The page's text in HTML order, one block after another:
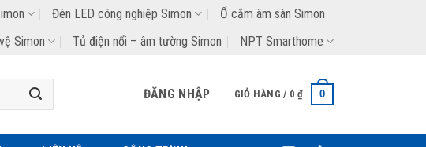
Đèn LED công nghiệp Simon
Ổ cắm âm sàn Simon
Simon
Tủ điện nổi – âm tường Simon NPT Smarthome
ĐĂNG NHẬP GIỎ HÀNG / 0₫ 0